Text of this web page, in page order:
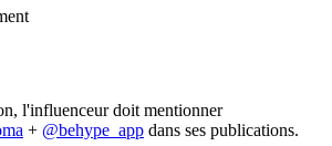
l'influenceur doit mentionner
+ @behype_app dans ses publications.